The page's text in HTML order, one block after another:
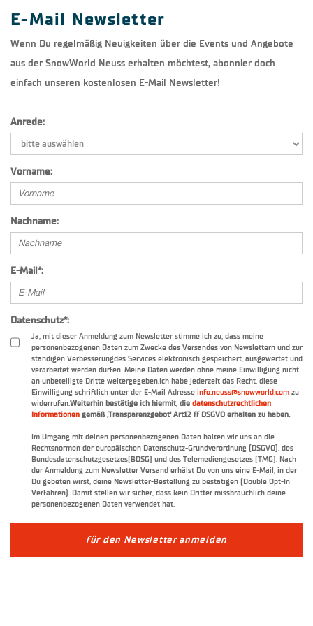
E-Mail Newsletter
Wenn Du regelmäßig Neuigkeiten über die Events und Angebote
aus der SnowWorld Neuss erhalten möchtest, abonnier doch
einfach unseren kostenlosen E-Mail Newsletter!
Anrede:
Vorname:
Nachname:
E-Mail*:
Datenschutz*:
Ja, mit dieser Anmeldung zum Newsletter stimme ich zu, dass meine
personenbezogenen Daten zum Zwecke des Versandes von Newslettern und zur
ständigen Verbesserungdes Services elektronisch gespeichert, ausgewertet und
verarbeitet werden dürfen. Meine Daten werden ohne meine Einwilligung nicht
an unbeteiligte Dritte weitergegeben.Ich habe jederzeit das Recht, diese
Einwilligung schriftlich unter der E-Mail Adresse info.neuss@snowworld.com zu
widerrufen.Weiterhin bestätige ich hiermit, die datenschutzrechtlichen
Informationen gemäß ‚Transparenzgebot‘ Art12 ff DSGVO erhalten zu haben.
Im Umgang mit deinen personenbezogenen Daten halten wir uns an die
Rechtsnormen der europäischen Datenschutz-Grundverordnung (DSGVO), des
Bundesdatenschutzgesetzes(BDSG) und des Telemediengesetzes (TMG). Nach
der Anmeldung zum Newsletter Versand erhälst Du von uns eine E-Mail, in der
Du gebeten wirst, deine Newsletter-Bestellung zu bestätigen (Double Opt-In
Verfahren). Damit stellen wir sicher, dass kein Dritter missbräuchlich deine
personenbezogenen Daten verwendet hat.
für den Newsletter anmelden